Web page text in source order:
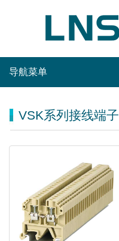
导航菜单
VSK系列接线端子